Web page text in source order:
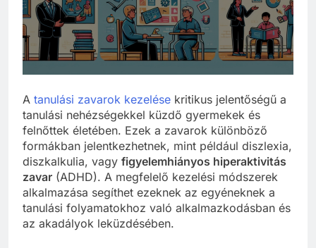
A tanulási zavarok kezelése kritikus jelentőségű a
tanulási nehézségekkel küzdő gyermekek és
felnőttek életében. Ezek a zavarok különböző
formákban jelentkezhetnek, mint például diszlexia,
diszkalkulia, vagy figyelemhiányos hiperaktivitás
zavar (ADHD). A megfelelő kezelési módszerek
alkalmazása segíthet ezeknek az egyéneknek a
tanulási folyamatokhoz való alkalmazkodásban és
az akadályok leküzdésében.